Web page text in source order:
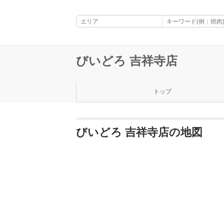
びいどろ 吉祥寺店
トップ
びいどろ 吉祥寺店の地図